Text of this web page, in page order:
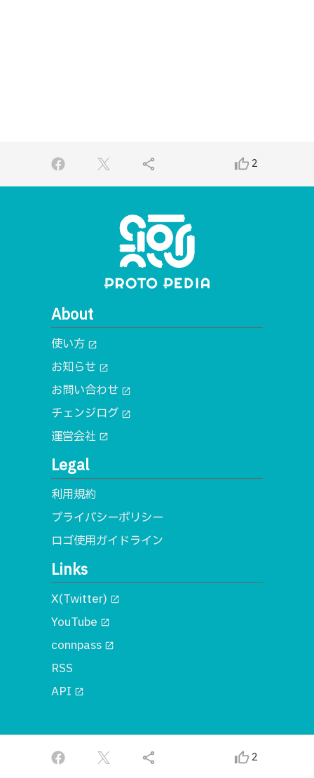
share thumb_up_alt 2
share thumb_up_alt 2
About
使い方 open_in_new
お知らせ open_in_new
お問い合わせ open_in_new
チェンジログ open_in_new
運営会社 open_in_new
Legal
利用規約
プライバシーポリシー
ロゴ使用ガイドライン
Links
X(Twitter) open_in_new
YouTube open_in_new
connpass open_in_new
RSS
API open_in_new
© 2018 一般社団法人MA